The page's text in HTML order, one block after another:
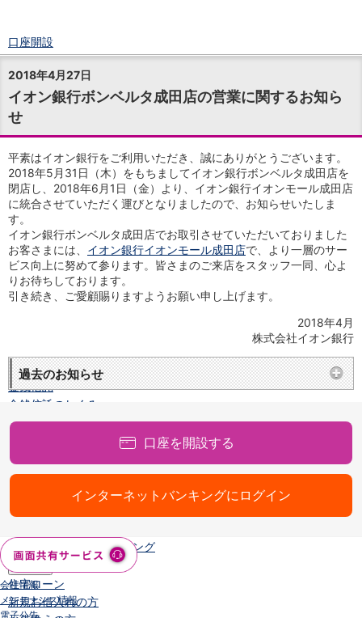
口座開設
ログイン
チャット
メニュー
商品・サービス
預金
円預金 TOP
普通預金
定期預金
積立式定期預金
外貨預金
外貨普通預金
外貨定期預金
外貨普通預金積立
資産運用
NISA
金銭信託
金銭信託のしくみ
取扱商品一覧
iDeCo（個人型確定拠出年金）
国民年金基金
ロボアドバイザークラウドファンディングTOP
WealthNavi for イオン銀行（ロボアドバイザー）
まいクラウドファンディング
住宅ローン
新規お借入れの方
2018年4月27日
イオン銀行ボンベルタ成田店の営業に関するお知ら
せ
平素はイオン銀行をご利用いただき、誠にありがとうございます。
2018年5月31日（木）をもちましてイオン銀行ボンベルタ成田店を
閉店し、2018年6月1日（金）より、イオン銀行イオンモール成田店
に統合させていただく運びとなりましたので、お知らせいたしま
す。
イオン銀行ボンベルタ成田店でお取引させていただいておりました
お客さまには、 イオン銀行イオンモール成田店で、より一層のサー
ビス向上に努めて参ります。皆さまのご来店をスタッフ一同、心よ
りお待ちしております。
引き続き、ご愛顧賜りますようお願い申し上げます。
2018年4月
株式会社イオン銀行
過去のお知らせ
口座を開設する
インターネットバンキングにログイン
会社情報
メンテナンス情報
電子公告